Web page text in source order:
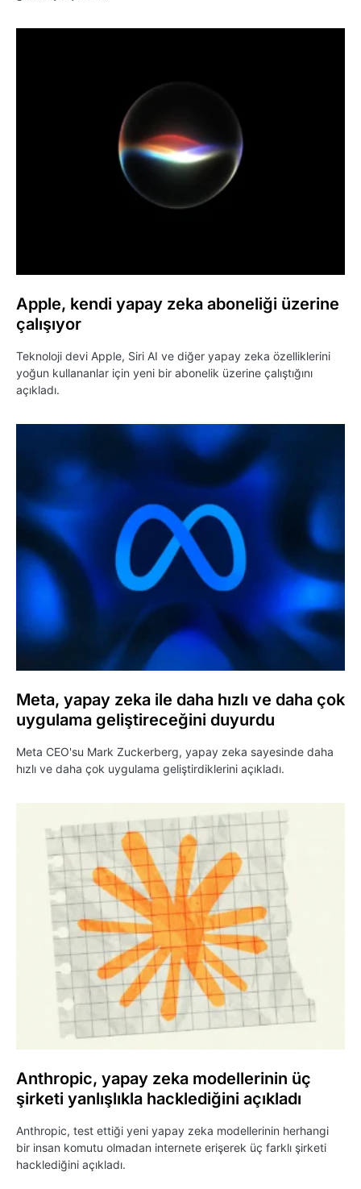
Apple, kendi yapay zeka aboneliği üzerine
çalışıyor
Teknoloji devi Apple, Siri AI ve diğer yapay zeka özelliklerini
yoğun kullananlar için yeni bir abonelik üzerine çalıştığını
açıkladı.
Meta, yapay zeka ile daha hızlı ve daha çok
uygulama geliştireceğini duyurdu
Meta CEO'su Mark Zuckerberg, yapay zeka sayesinde daha
hızlı ve daha çok uygulama geliştirdiklerini açıkladı.
Anthropic, yapay zeka modellerinin üç
şirketi yanlışlıkla hacklediğini açıkladı
Anthropic, test ettiği yeni yapay zeka modellerinin herhangi
bir insan komutu olmadan internete erişerek üç farklı şirketi
hacklediğini açıkladı.